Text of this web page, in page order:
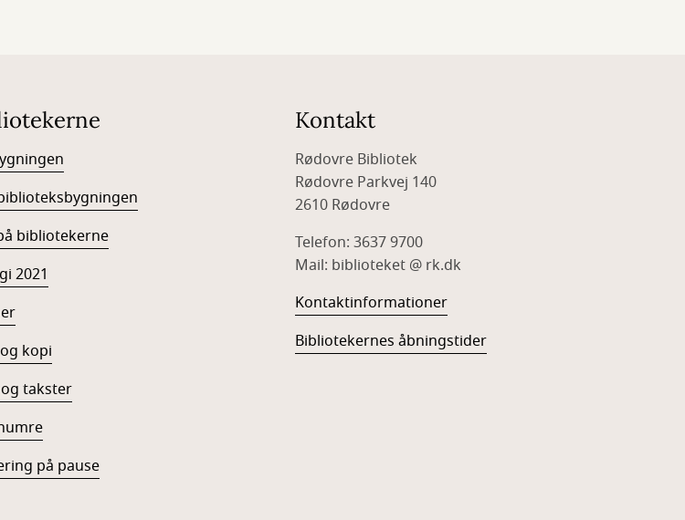
bibliotekerne
2021
kopi
takster
på pause
Kontakt
Rødovre Bibliotek
Rødovre Parkvej 140
2610 Rødovre
Telefon: 3637 9700
Mail: biblioteket @ rk.dk
Kontaktinformationer
Bibliotekernes åbningstider